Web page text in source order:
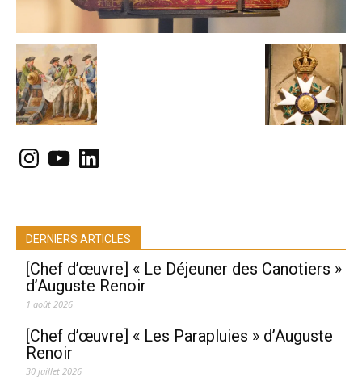
Instagram
YouTubeLinkedIn
DERNIERS ARTICLES
[Chef d’œuvre] « Le Déjeuner des Canotiers »
d’Auguste Renoir
1 août 2026
[Chef d’œuvre] « Les Parapluies » d’Auguste
Renoir
30 juillet 2026